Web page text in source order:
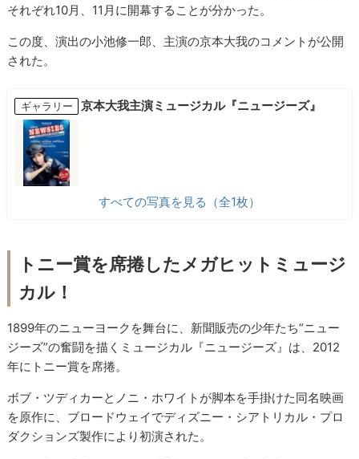
それぞれ10月、11月に開幕することが分かった。
この度、演出の小池修一郎、主演の京本大我のコメントが公開
された。
ギャラリー 京本大我主演ミュージカル『ニュージーズ』
すべての写真を見る（全1枚）
トニー賞を席捲したメガヒットミュージ
カル！
1899年のニューヨークを舞台に、新聞販売の少年たち“ニュー
ジーズ”の奮闘を描くミュージカル『ニュージーズ』は、2012
年にトニー賞を席捲。
ボブ・ツディカーとノニ・ホワイトが脚本を手掛けた同名映画
を原作に、ブロードウェイでディズニー・シアトリカル・プロ
ダクションズ製作により初演された。